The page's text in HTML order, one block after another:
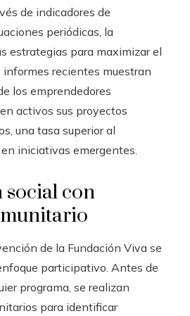
de indicadores de
periódicas, la
estrategias para maximizar el
informes recientes muestran
los emprendedores
activos sus proyectos
una tasa superior al
iniciativas emergentes.
con
de la Fundación Viva se
participativo. Antes de
programa, se realizan
para identificar